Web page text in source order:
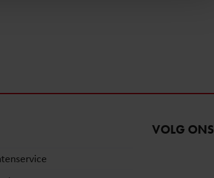
VOLG ONS